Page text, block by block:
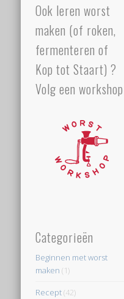
Ook leren worst
maken (of roken,
fermenteren of
Kop tot Staart) ?
Volg een workshop
Categorieën
Beginnen met worst
maken (1)
Recept(42)